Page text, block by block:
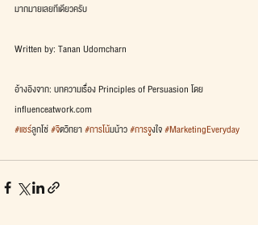
มากมายเลยทีเดียวครับ
Written by: Tanan Udomcharn
อ้างอิงจาก: บทความเรื่อง Principles of Persuasion โดย
influenceatwork.com
#แชร์ลูกโซ่ #จิตวิทยา #การโน้มน้าว #การจูงใจ #MarketingEveryday